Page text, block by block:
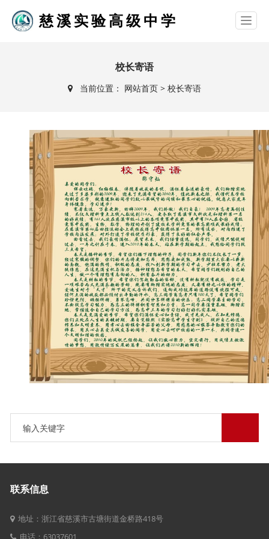
慈溪实验高级中学
校长寄语
当前位置： 网站首页 > 校长寄语
联系信息
地址：浙江省慈溪市古塘街道金桥路418号
电话：63037601